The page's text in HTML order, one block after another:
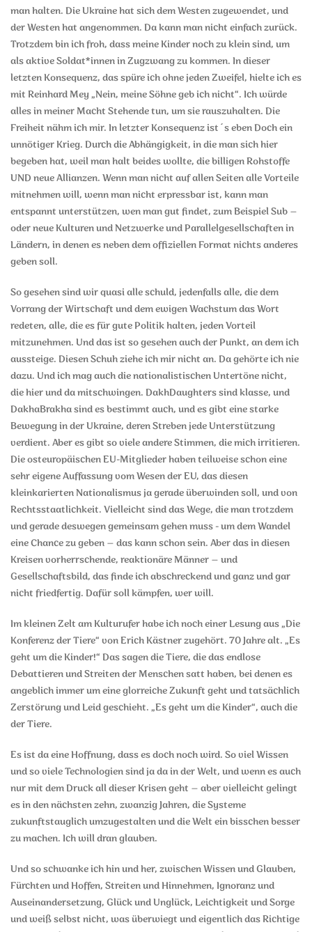
man halten. Die Ukraine hat sich dem Westen zugewendet, und
der Westen hat angenommen. Da kann man nicht einfach zurück.
Trotzdem bin ich froh, dass meine Kinder noch zu klein sind, um
als aktive Soldat*innen in Zugzwang zu kommen. In dieser
letzten Konsequenz, das spüre ich ohne jeden Zweifel, hielte ich es
mit Reinhard Mey „Nein, meine Söhne geb ich nicht“. Ich würde
alles in meiner Macht Stehende tun, um sie rauszuhalten. Die
Freiheit nähm ich mir. In letzter Konsequenz ist´s eben Doch ein
unnötiger Krieg. Durch die Abhängigkeit, in die man sich hier
begeben hat, weil man halt beides wollte, die billigen Rohstoffe
UND neue Allianzen. Wenn man nicht auf allen Seiten alle Vorteile
mitnehmen will, wenn man nicht erpressbar ist, kann man
entspannt unterstützen, wen man gut findet, zum Beispiel Sub –
oder neue Kulturen und Netzwerke und Parallelgesellschaften in
Ländern, in denen es neben dem offiziellen Format nichts anderes
geben soll.
So gesehen sind wir quasi alle schuld, jedenfalls alle, die dem
Vorrang der Wirtschaft und dem ewigen Wachstum das Wort
redeten, alle, die es für gute Politik halten, jeden Vorteil
mitzunehmen. Und das ist so gesehen auch der Punkt, an dem ich
aussteige. Diesen Schuh ziehe ich mir nicht an. Da gehörte ich nie
dazu. Und ich mag auch die nationalistischen Untertöne nicht,
die hier und da mitschwingen. DakhDaughters sind klasse, und
DakhaBrakha sind es bestimmt auch, und es gibt eine starke
Bewegung in der Ukraine, deren Streben jede Unterstützung
verdient. Aber es gibt so viele andere Stimmen, die mich irritieren.
Die osteuropäischen EU-Mitglieder haben teilweise schon eine
sehr eigene Auffassung vom Wesen der EU, das diesen
kleinkarierten Nationalismus ja gerade überwinden soll, und von
Rechtsstaatlichkeit. Vielleicht sind das Wege, die man trotzdem
und gerade deswegen gemeinsam gehen muss - um dem Wandel
eine Chance zu geben – das kann schon sein. Aber das in diesen
Kreisen vorherrschende, reaktionäre Männer – und
Gesellschaftsbild, das finde ich abschreckend und ganz und gar
nicht friedfertig. Dafür soll kämpfen, wer will.
Im kleinen Zelt am Kulturufer habe ich noch einer Lesung aus „Die
Konferenz der Tiere“ von Erich Kästner zugehört. 70 Jahre alt. „Es
geht um die Kinder!“ Das sagen die Tiere, die das endlose
Debattieren und Streiten der Menschen satt haben, bei denen es
angeblich immer um eine glorreiche Zukunft geht und tatsächlich
Zerstörung und Leid geschieht. „Es geht um die Kinder“, auch die
der Tiere.
Es ist da eine Hoffnung, dass es doch noch wird. So viel Wissen
und so viele Technologien sind ja da in der Welt, und wenn es auch
nur mit dem Druck all dieser Krisen geht – aber vielleicht gelingt
es in den nächsten zehn, zwanzig Jahren, die Systeme
zukunftstauglich umzugestalten und die Welt ein bisschen besser
zu machen. Ich will dran glauben.
Und so schwanke ich hin und her, zwischen Wissen und Glauben,
Fürchten und Hoffen, Streiten und Hinnehmen, Ignoranz und
Auseinandersetzung, Glück und Unglück, Leichtigkeit und Sorge
und weiß selbst nicht, was überwiegt und eigentlich das Richtige